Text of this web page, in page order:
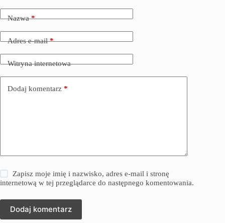
Nazwa*
Adres e-mail*
Witryna internetowa
Dodaj komentarz *
Zapisz moje imię i nazwisko, adres e-mail i stronę
internetową w tej przeglądarce do następnego komentowania.
Dodaj komentarz